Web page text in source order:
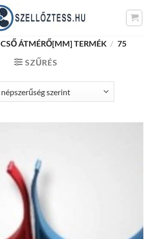
CSŐ ÁTMÉRŐ[MM] TERMÉK / 75
SZŰRÉS